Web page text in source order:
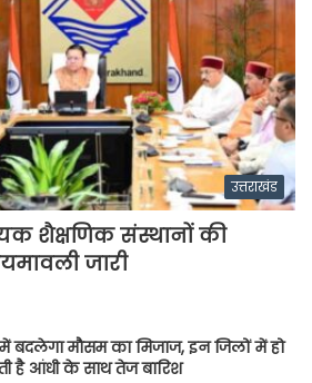
उत्तराखंड
शैक्षणिक संस्थानों की
जारी
बदलेगा मौसम का मिजाज, इन जिलों में हो
है आंधी के साथ तेज बारिश